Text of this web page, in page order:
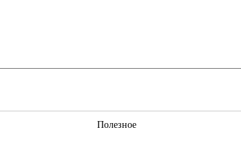
Полезное